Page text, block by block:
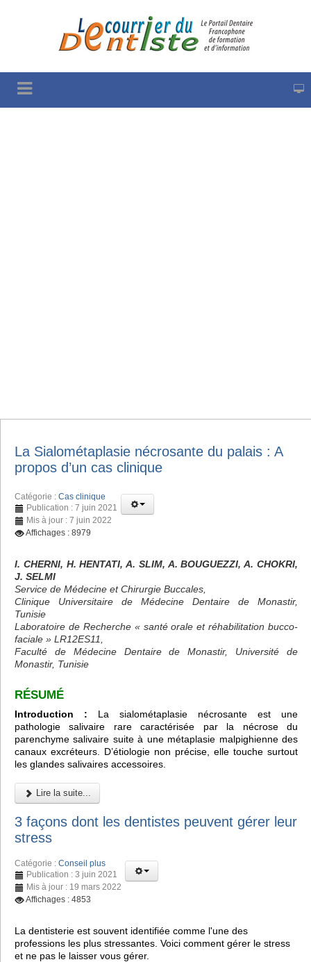
La Sialométaplasie nécrosante du palais : A
propos d’un cas clinique
Catégorie : Cas clinique
Publication : 7 juin 2021
Mis à jour : 7 juin 2022
Affichages : 8979
I. CHERNI, H. HENTATI, A. SLIM, A. BOUGUEZZI, A. CHOKRI,
J. SELMI
Service de Médecine et Chirurgie Buccales,
Clinique Universitaire de Médecine Dentaire de Monastir,
Tunisie
Laboratoire de Recherche « santé orale et réhabilitation bucco-
faciale » LR12ES11,
Faculté de Médecine Dentaire de Monastir, Université de
Monastir, Tunisie
RÉSUMÉ
Introduction : La sialométaplasie nécrosante est une
pathologie salivaire rare caractérisée par la nécrose du
parenchyme salivaire suite à une métaplasie malpighienne des
canaux excréteurs. D’étiologie non précise, elle touche surtout
les glandes salivaires accessoires.
Lire la suite...
3 façons dont les dentistes peuvent gérer leur
stress
Catégorie : Conseil plus
Publication : 3 juin 2021
Mis à jour : 19 mars 2022
Affichages : 4853
La dentisterie est souvent identifiée comme l'une des
professions les plus stressantes. Voici comment gérer le stress
et ne pas le laisser vous gérer.